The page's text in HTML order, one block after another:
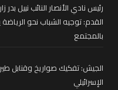
رئيس نادي الأنصار النائب نبيل
القدم: توجيه الشباب نحو
بالمجتمع
الجيش: تفكيك صواريخ وقنابل
الإسرائيلي